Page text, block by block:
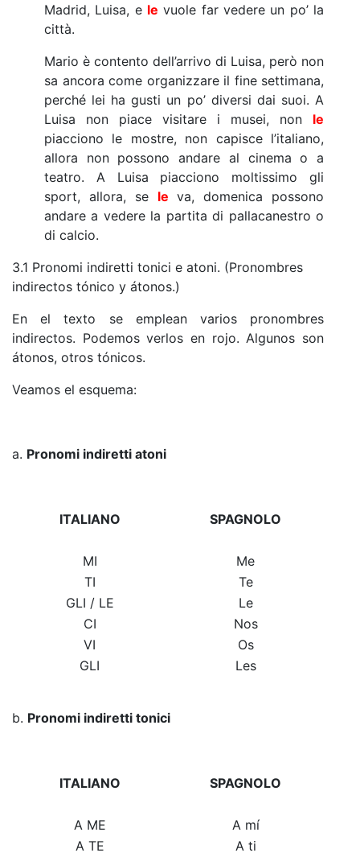
Madrid, Luisa, e le vuole far vedere un po’ la
città.
Mario è contento dell’arrivo di Luisa, però non
sa ancora come organizzare il fine settimana,
perché lei ha gusti un po’ diversi dai suoi. A
Luisa non piace visitare i musei, non le
piacciono le mostre, non capisce l’italiano,
allora non possono andare al cinema o a
teatro. A Luisa piacciono moltissimo gli
sport, allora, se le va, domenica possono
andare a vedere la partita di pallacanestro o
di calcio.
3.1 Pronomi indiretti tonici e atoni. (Pronombres
indirectos tónico y átonos.)
En el texto se emplean varios pronombres
indirectos. Podemos verlos en rojo. Algunos son
átonos, otros tónicos.
Veamos el esquema:
a. Pronomi indiretti atoni
ITALIANO SPAGNOLO
MI
Me
TI
Te
GLI / LE
Le
CI
Nos
VI
Os
GLI
Les
b. Pronomi indiretti tonici
ITALIANO SPAGNOLO
A ME
A mí
A TE
A ti